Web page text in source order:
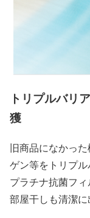
トリプルバリ
獲
旧商品になかっ
ゲン等をトリプル
プラチナ抗菌フ
部屋干しも清潔に